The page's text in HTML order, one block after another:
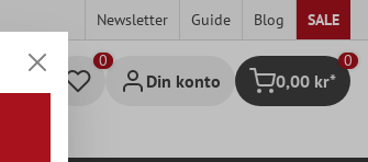
Newsletter Guide Blog SALE
Din konto Handlekurv
0
0,00 kr*